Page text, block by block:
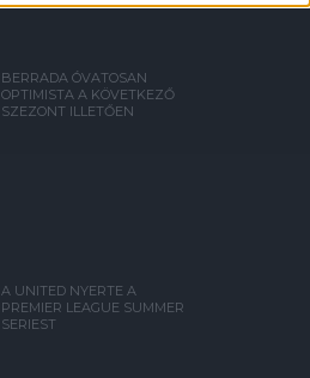
BERRADA ÓVATOSAN
OPTIMISTA A KÖVETKEZŐ
SZEZONT ILLETŐEN
A UNITED NYERTE A
PREMIER LEAGUE SUMMER
SERIEST